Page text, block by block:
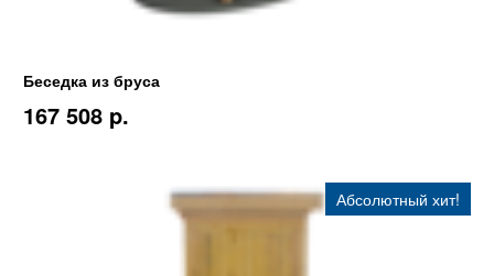
Беседка из бруса
167 508 p.
Абсолютный хит!